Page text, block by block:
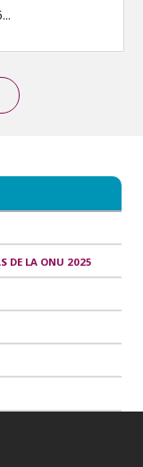
DE LA ONU 2025